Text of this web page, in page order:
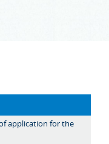
application for the